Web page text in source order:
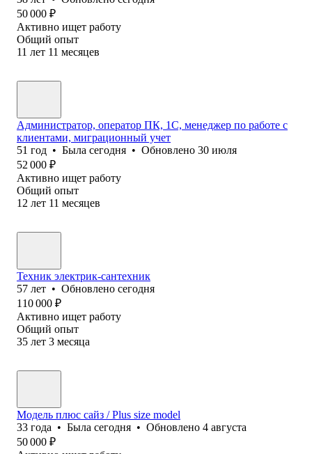
50 000 ₽
Активно ищет работу
Общий опыт
11 лет 11 месяцев
Администратор, оператор ПК, 1С, менеджер по работе с
клиентами, миграционный учет
51 год • Была сегодня • Обновлено 30 июля
52 000 ₽
Активно ищет работу
Общий опыт
12 лет 11 месяцев
Техник электрик-сантехник
57 лет • Обновлено сегодня
110 000 ₽
Активно ищет работу
Общий опыт
35 лет 3 месяца
Модель плюс сайз / Plus size model
33 года • Была сегодня • Обновлено 4 августа
50 000 ₽